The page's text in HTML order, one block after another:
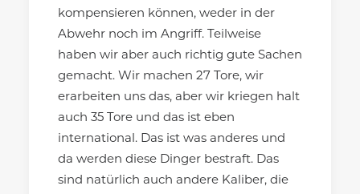
kompensieren können, weder in der
Abwehr noch im Angriff. Teilweise
haben wir aber auch richtig gute Sachen
gemacht. Wir machen 27 Tore, wir
erarbeiten uns das, aber wir kriegen halt
auch 35 Tore und das ist eben
international. Das ist was anderes und
da werden diese Dinger bestraft. Das
sind natürlich auch andere Kaliber, die